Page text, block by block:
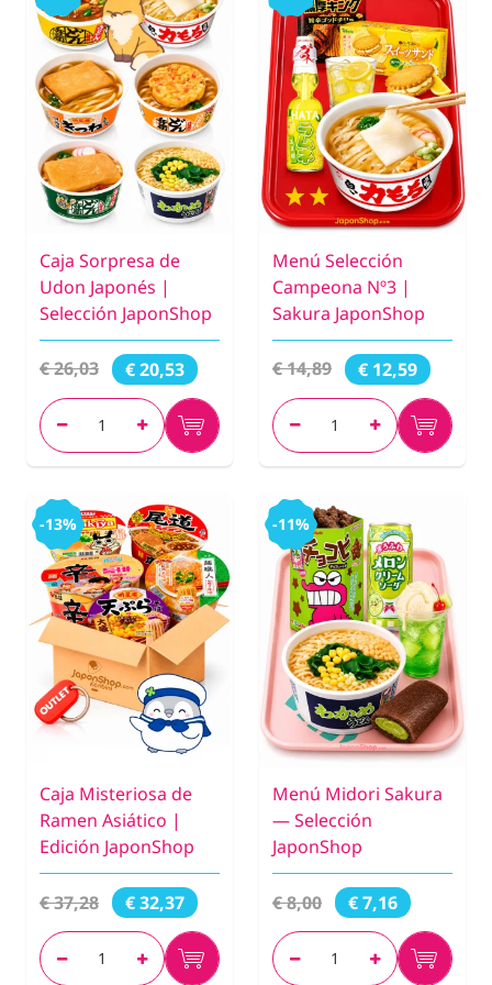
Caja Sorpresa de
Udon Japonés |
Selección JaponShop
€ 26,03 € 20,53
Menú Selección
Campeona Nº3 |
Sakura JaponShop
€ 14,89 € 12,59
-13%
Caja Misteriosa de
Ramen Asiático |
Edición JaponShop
€ 37,28 € 32,37
-11%
Menú Midori Sakura
— Selección
JaponShop
€ 8,00 € 7,16